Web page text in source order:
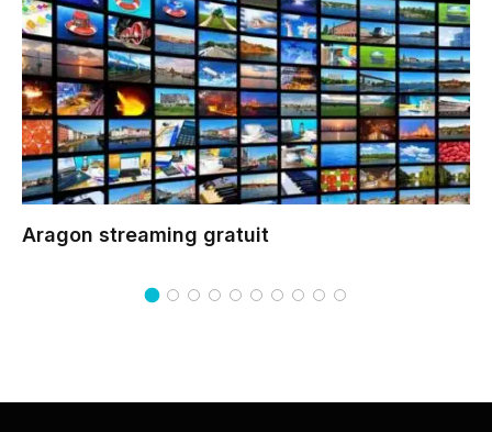
Aragon streaming gratuit